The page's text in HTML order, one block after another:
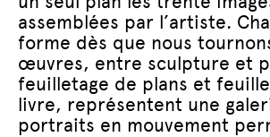
assemblées par l’artiste.
forme dès que nous
œuvres, entre sculpture et
feuilletage de plans et
livre, représentent une
portraits en mouvement